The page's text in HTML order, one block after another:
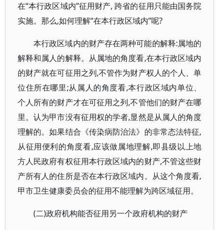
在“本行政区域内”征用财产, 跨省的征用只能由国务院
实施。那么,如何理解“在本行政区域内”呢?
本行政区域内的财产存在两种可能的解释:属地的
解释和属人的解释。从属地的角度看,在本行政区域内
的财产就在可征用之列,不管作为财产权人的个人、单
位住所在哪里;从属人的角度看,本行政区域内单位、
个人所有的财产才在可征用之列,不管他们的财产在哪
里。认为甲市没有征用权的学者,显然是从属人的角度
理解的。如果结合《传染病防治法》的非常态法特征,
从征用便利的角度看,应该做属地理解,即县级以上地
方人民政府有权征用本行政区域内的财产,不管这些财
产所有人的住所是否在本行政区域内。从这个角度看,
甲市卫生健康委员会的征用不能理解为跨区域征用。
(二)政府机构能否征用另一个政府机构的财产